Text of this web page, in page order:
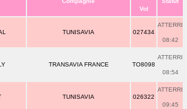
Vol
TUNISAVIA 027434
ATTERRI
08:42
TRANSAVIA FRANCE TO8098
ATTERRI
08:54
TUNISAVIA 026322
ATTERRI
09:45